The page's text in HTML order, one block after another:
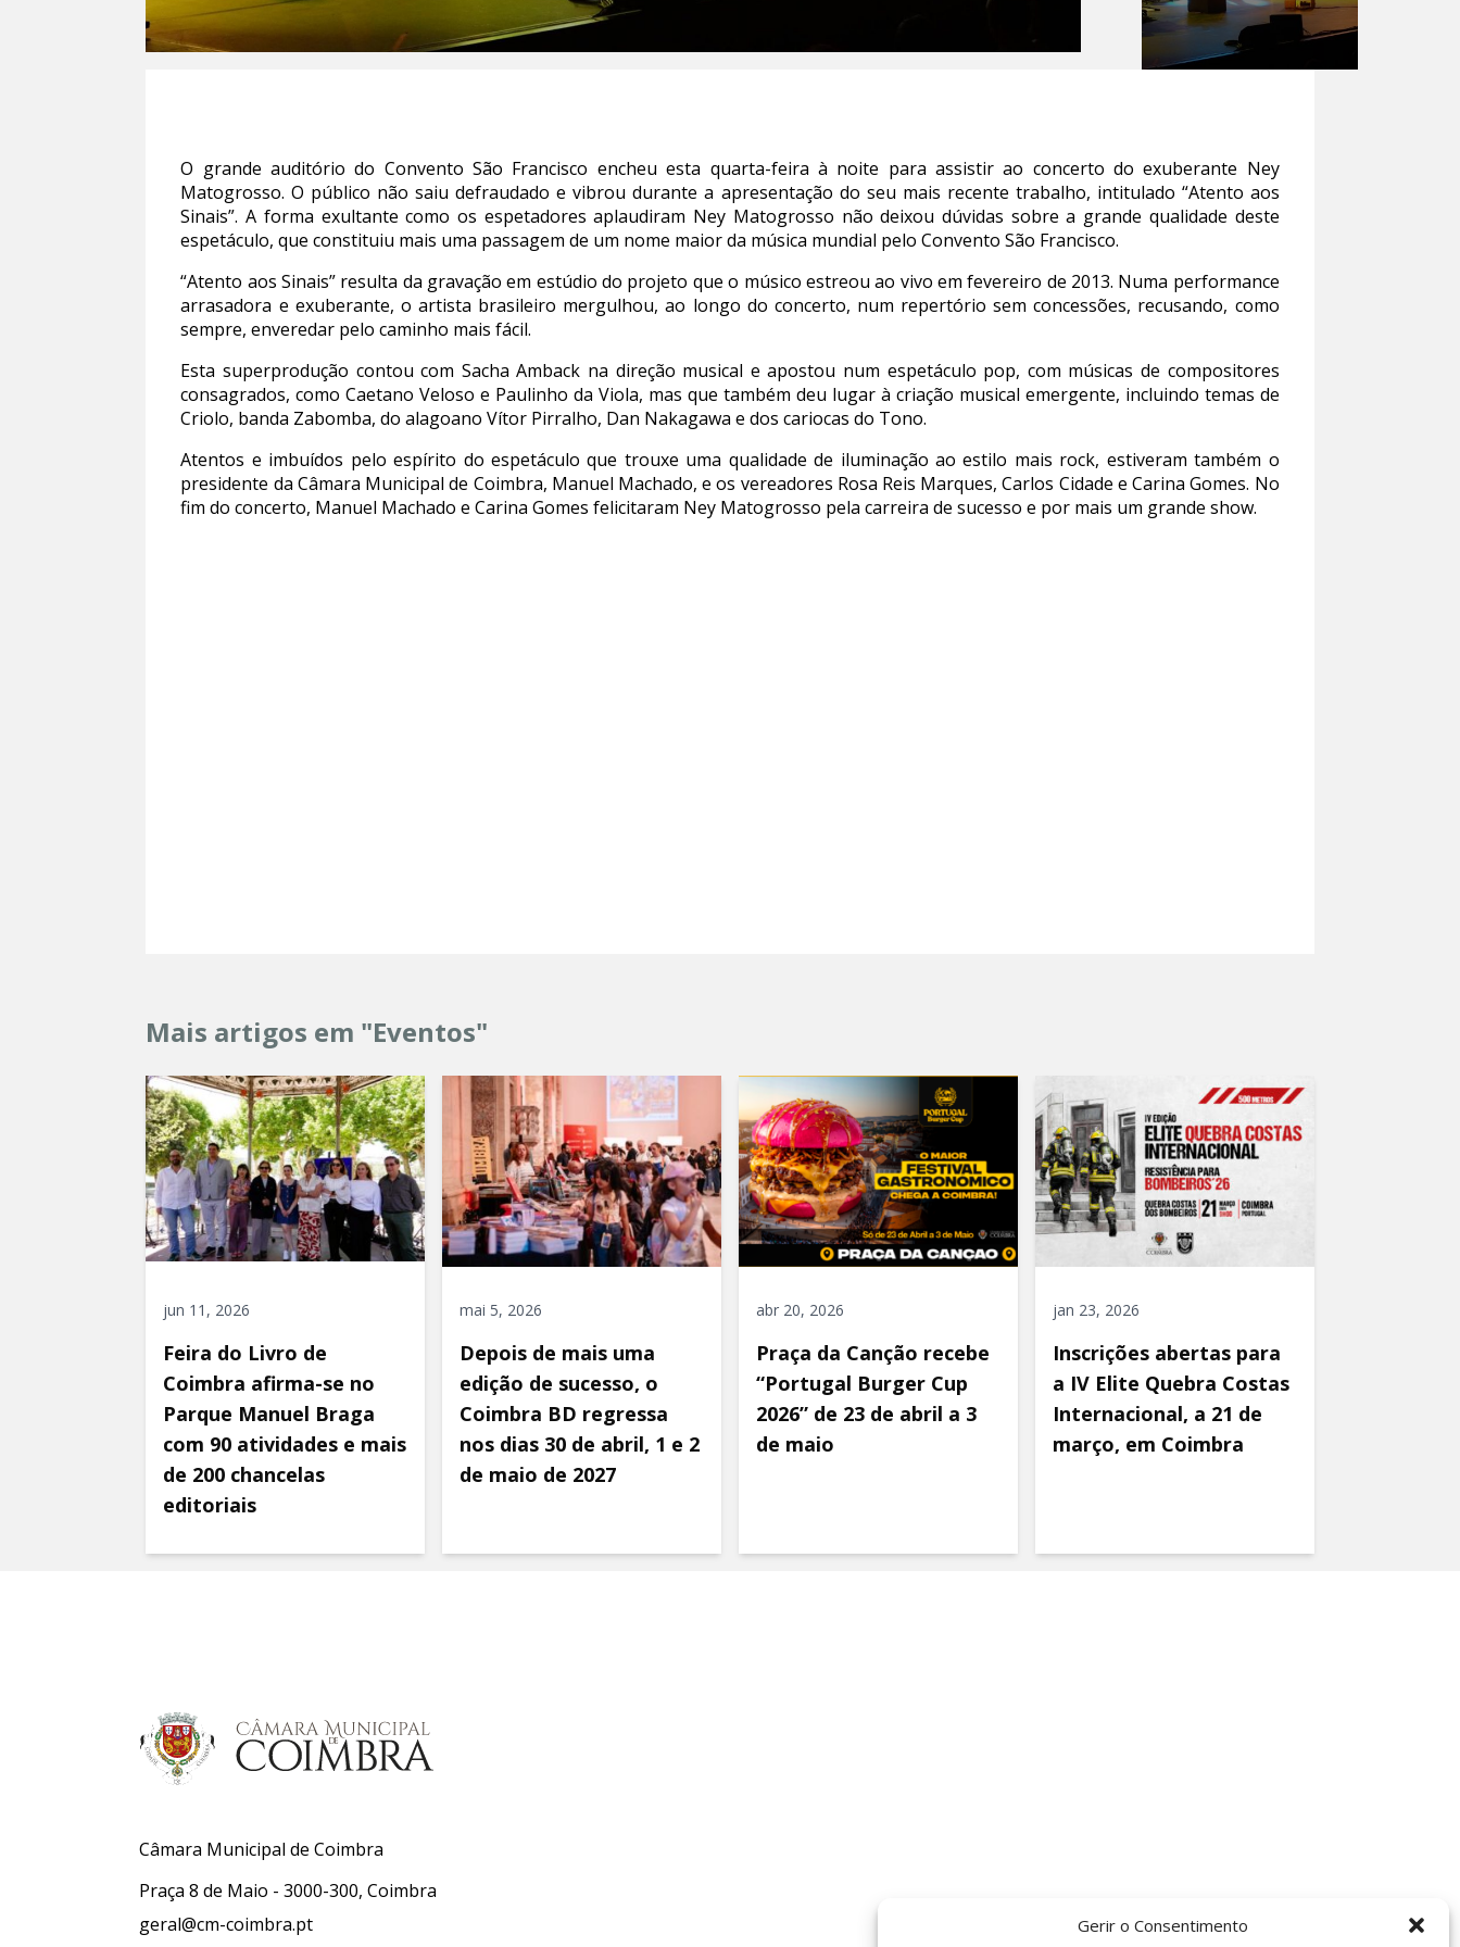
Gerir o Consentimento
O grande auditório do Convento São Francisco encheu esta quarta-feira à noite para assistir ao concerto do exuberante Ney
Matogrosso. O público não saiu defraudado e vibrou durante a apresentação do seu mais recente trabalho, intitulado “Atento aos
Sinais”. A forma exultante como os espetadores aplaudiram Ney Matogrosso não deixou dúvidas sobre a grande qualidade deste
espetáculo, que constituiu mais uma passagem de um nome maior da música mundial pelo Convento São Francisco.
“Atento aos Sinais” resulta da gravação em estúdio do projeto que o músico estreou ao vivo em fevereiro de 2013. Numa performance
arrasadora e exuberante, o artista brasileiro mergulhou, ao longo do concerto, num repertório sem concessões, recusando, como
sempre, enveredar pelo caminho mais fácil.
Esta superprodução contou com Sacha Amback na direção musical e apostou num espetáculo pop, com músicas de compositores
consagrados, como Caetano Veloso e Paulinho da Viola, mas que também deu lugar à criação musical emergente, incluindo temas de
Criolo, banda Zabomba, do alagoano Vítor Pirralho, Dan Nakagawa e dos cariocas do Tono.
Atentos e imbuídos pelo espírito do espetáculo que trouxe uma qualidade de iluminação ao estilo mais rock, estiveram também o
presidente da Câmara Municipal de Coimbra, Manuel Machado, e os vereadores Rosa Reis Marques, Carlos Cidade e Carina Gomes. No
fim do concerto, Manuel Machado e Carina Gomes felicitaram Ney Matogrosso pela carreira de sucesso e por mais um grande show.
Mais artigos em "Eventos"
jun 11, 2026
Feira do Livro de
Coimbra afirma-se no
Parque Manuel Braga
com 90 atividades e mais
de 200 chancelas
editoriais
mai 5, 2026
Depois de mais uma
edição de sucesso, o
Coimbra BD regressa
nos dias 30 de abril, 1 e 2
de maio de 2027
abr 20, 2026
Praça da Canção recebe
“Portugal Burger Cup
2026” de 23 de abril a 3
de maio
jan 23, 2026
Inscrições abertas para
a IV Elite Quebra Costas
Internacional, a 21 de
março, em Coimbra
Câmara Municipal de Coimbra
Praça 8 de Maio - 3000-300, Coimbra
geral@cm-coimbra.pt